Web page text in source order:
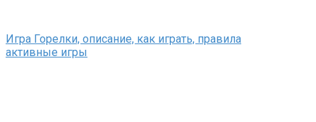
Игра Горелки, описание, как играть, правила
активные игры